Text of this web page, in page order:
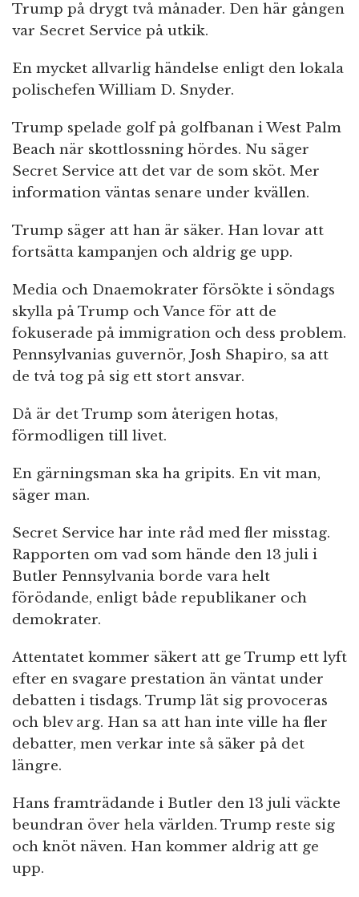
Trump på drygt två månader. Den här gången
var Secret Service på utkik.
En mycket allvarlig händelse enligt den lokala
polischefen William D. Snyder.
Trump spelade golf på golfbanan i West Palm
Beach när skottlossning hördes. Nu säger
Secret Service att det var de som sköt. Mer
information väntas senare under kvällen.
Trump säger att han är säker. Han lovar att
fortsätta kampanjen och aldrig ge upp.
Media och Dnaemokrater försökte i söndags
skylla på Trump och Vance för att de
fokuserade på immigration och dess problem.
Pennsylvanias guvernör, Josh Shapiro, sa att
de två tog på sig ett stort ansvar.
Då är det Trump som återigen hotas,
förmodligen till livet.
En gärningsman ska ha gripits. En vit man,
säger man.
Secret Service har inte råd med fler misstag.
Rapporten om vad som hände den 13 juli i
Butler Pennsylvania borde vara helt
förödande, enligt både republikaner och
demokrater.
Attentatet kommer säkert att ge Trump ett lyft
efter en svagare prestation än väntat under
debatten i tisdags. Trump lät sig provoceras
och blev arg. Han sa att han inte ville ha fler
debatter, men verkar inte så säker på det
längre.
Hans framträdande i Butler den 13 juli väckte
beundran över hela världen. Trump reste sig
och knöt näven. Han kommer aldrig att ge
upp.